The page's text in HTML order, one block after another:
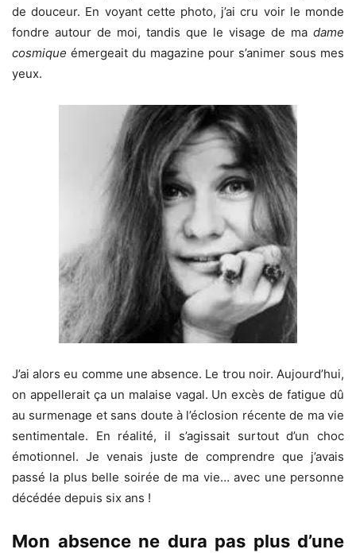
de douceur. En voyant cette photo, j’ai cru voir le monde
fondre autour de moi, tandis que le visage de ma dame
cosmique émergeait du magazine pour s’animer sous mes
yeux.
J’ai alors eu comme une absence. Le trou noir. Aujourd’hui,
on appellerait ça un malaise vagal. Un excès de fatigue dû
au surmenage et sans doute à l’éclosion récente de ma vie
sentimentale. En réalité, il s’agissait surtout d’un choc
émotionnel. Je venais juste de comprendre que j’avais
passé la plus belle soirée de ma vie… avec une personne
décédée depuis six ans !
Mon absence ne dura pas plus d’une